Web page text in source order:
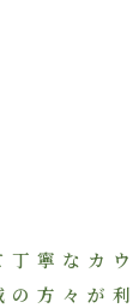
寧なカウ
方々が利